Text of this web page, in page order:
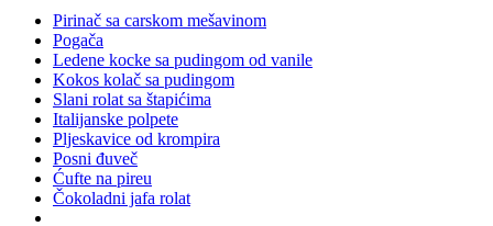
Pirinač sa carskom mešavinom
Pogača
Ledene kocke sa pudingom od vanile
Kokos kolač sa pudingom
Slani rolat sa štapićima
Italijanske polpete
Pljeskavice od krompira
Posni đuveč
Ćufte na pireu
Čokoladni jafa rolat